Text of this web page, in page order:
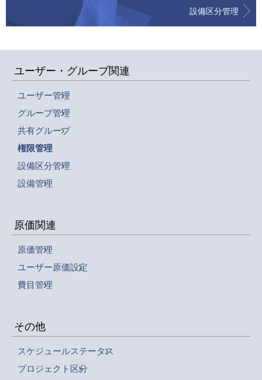
設備区分管理
ユーザー・グループ関連
ユーザー管理
グループ管理
共有グループ
権限管理
設備区分管理
設備管理
原価関連
原価管理
ユーザー原価設定
費目管理
その他
スケジュールステータス
プロジェクト区分